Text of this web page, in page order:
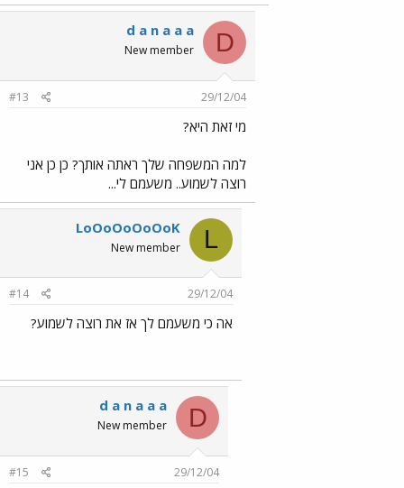
D
d a n a a a
New member
29/12/04
#13
מי זאת היא?
למה המשפחה שלך ראתה אותך? כן כן אני
רוצה לשמוע.. משעמם לי...
L
LoOoOoOoOoK
New member
29/12/04
#14
אה כי משעמם לך אז את רוצה לשמוע?
D
d a n a a a
New member
29/12/04
#15